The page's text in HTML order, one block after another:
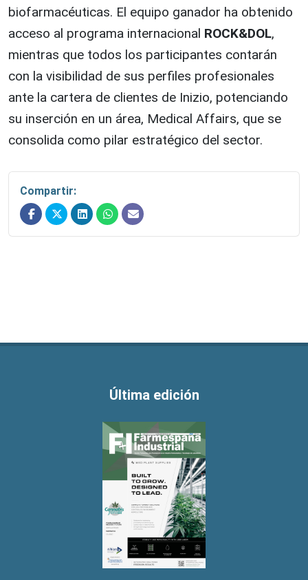
biofarmacéuticas. El equipo ganador ha obtenido
acceso al programa internacional ROCK&DOL,
mientras que todos los participantes contarán
con la visibilidad de sus perfiles profesionales
ante la cartera de clientes de Inizio, potenciando
su inserción en un área, Medical Affairs, que se
consolida como pilar estratégico del sector.
Compartir:
Última edición